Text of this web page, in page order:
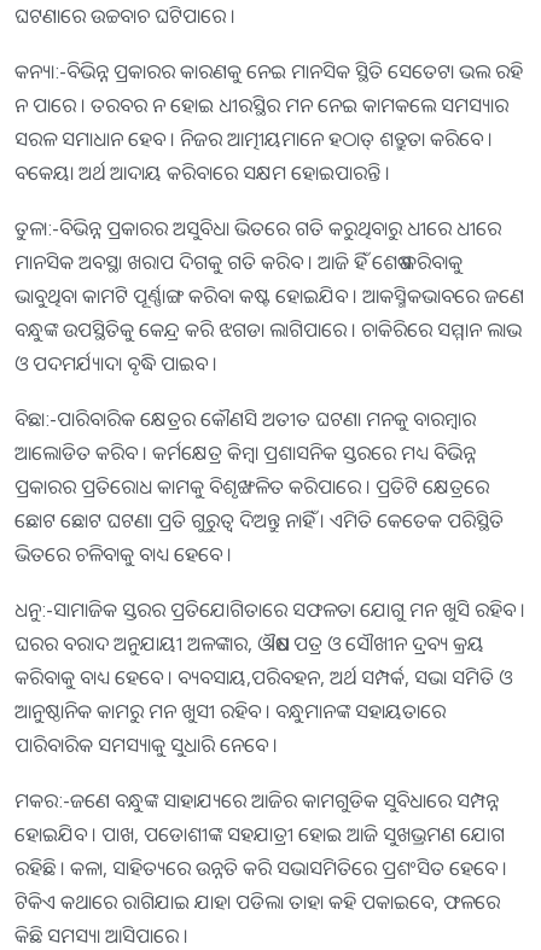
ଘଟଣାରେ ଉଚ୍ଚବାଚ ଘଟିପାରେ ।
କନ୍ୟା:-ବିଭିନ୍ନ ପ୍ରକାରର କାରଣକୁ ନେଇ ମାନସିକ ସ୍ଥିତି ସେତେଟା ଭଲ ରହି
ନ ପାରେ । ତରବର ନ ହୋଇ ଧୀରସ୍ଥିର ମନ ନେଇ କାମକଲେ ସମସ୍ୟାର
ସରଳ ସମାଧାନ ହେବ । ନିଜର ଆତ୍ମୀୟମାନେ ହଠାତ୍‌ ଶତ୍ରୁତା କରିବେ ।
ବକେୟା ଅର୍ଥ ଆଦାୟ କରିବାରେ ସକ୍ଷମ ହୋଇପାରନ୍ତି ।
ତୁଳା:-ବିଭିନ୍ନ ପ୍ରକାରର ଅସୁବିଧା ଭିତରେ ଗତି କରୁଥିବାରୁ ଧୀରେ ଧୀରେ
ମାନସିକ ଅବସ୍ଥା ଖରାପ ଦିଗକୁ ଗତି କରିବ । ଆଜି ହିଁ ଶେଷ କରିବାକୁ
ଭାବୁଥିବା କାମଟି ପୂର୍ଣ୍ଣାଙ୍ଗ କରିବା କଷ୍ଟ ହୋଇଯିବ । ଆକସ୍ମିକଭାବରେ ଜଣେ
ବନ୍ଧୁଙ୍କ ଉପସ୍ଥିତିକୁ କେନ୍ଦ୍ର କରି ଝଗଡା ଲାଗିପାରେ । ଚାକିରିରେ ସମ୍ମାନ ଲାଭ
ଓ ପଦମର୍ଯ୍ୟାଦା ବୃଦ୍ଧି ପାଇବ ।
ବିଛା:-ପାରିବାରିକ କ୍ଷେତ୍ରର କୌଣସି ଅତୀତ ଘଟଣା ମନକୁ ବାରମ୍ବାର
ଆଲୋଡିତ କରିବ । କର୍ମକ୍ଷେତ୍ର କିମ୍ବା ପ୍ରଶାସନିକ ସ୍ତରରେ ମଧ୍ୟ ବିଭିନ୍ନ
ପ୍ରକାରର ପ୍ରତିରୋଧ କାମକୁ ବିଶୃଙ୍ଖଳିତ କରିପାରେ । ପ୍ରତିଟି କ୍ଷେତ୍ରରେ
ଛୋଟ ଛୋଟ ଘଟଣା ପ୍ରତି ଗୁରୁତ୍ୱ ଦିଅନ୍ତୁ ନାହିଁ । ଏମିତି କେତେକ ପରିସ୍ଥିତି
ଭିତରେ ଚଳିବାକୁ ବାଧ୍ୟ ହେବେ ।
ଧନୁ:-ସାମାଜିକ ସ୍ତରର ପ୍ରତିଯୋଗିତାରେ ସଫଳତା ଯୋଗୁ ମନ ଖୁସି ରହିବ ।
ଘରର ବରାଦ ଅନୁଯାୟୀ ଅଳଙ୍କାର, ଔଷଧ ପତ୍ର ଓ ସୌଖୀନ ଦ୍ରବ୍ୟ କ୍ରୟ
କରିବାକୁ ବାଧ୍ୟ ହେବେ । ବ୍ୟବସାୟ,ପରିବହନ, ଅର୍ଥ ସମ୍ପର୍କ, ସଭା ସମିତି ଓ
ଆନୁଷ୍ଠାନିକ କାମରୁ ମନ ଖୁସୀ ରହିବ । ବନ୍ଧୁମାନଙ୍କ ସହାୟତାରେ
ପାରିବାରିକ ସମସ୍ୟାକୁ ସୁଧାରି ନେବେ ।
ମକର:-ଜଣେ ବନ୍ଧୁଙ୍କ ସାହାଯ୍ୟରେ ଆଜିର କାମଗୁଡିକ ସୁବିଧାରେ ସମ୍ପନ୍ନ
ହୋଇଯିବ । ପାଖ, ପଡୋଶୀଙ୍କ ସହଯାତ୍ରୀ ହୋଇ ଆଜି ସୁଖଭ୍ରମଣ ଯୋଗ
ରହିଛି । କଳା, ସାହିତ୍ୟରେ ଉନ୍ନତି କରି ସଭାସମିତିରେ ପ୍ରଶଂସିତ ହେବେ ।
ଟିକିଏ କଥାରେ ରାଗିଯାଇ ଯାହା ପଡିଲା ତାହା କହି ପକାଇବେ, ଫଳରେ
କିଛି ସମସ୍ୟା ଆସିପାରେ ।